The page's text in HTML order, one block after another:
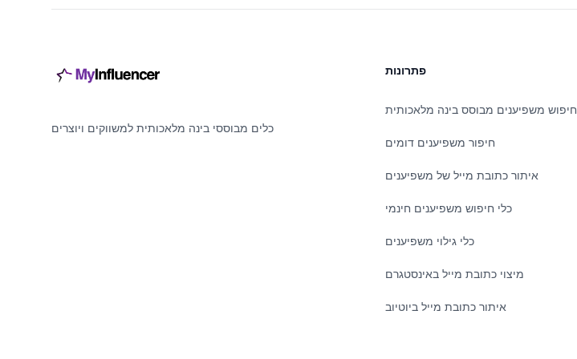
כלים מבוססי בינה מלאכותית למשווקים ויוצרים
פתרונות
חיפוש משפיענים מבוסס בינה מלאכותית
חיפור משפיענים דומים
איתור כתובת מייל של משפיענים
כלי חיפוש משפיענים חינמי
כלי גילוי משפיענים
מיצוי כתובת מייל באינסטגרם
איתור כתובת מייל ביוטיוב